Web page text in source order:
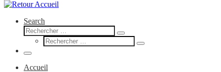
Search
Search
Rechercher
…
Search
Rechercher
Menu
Accueil